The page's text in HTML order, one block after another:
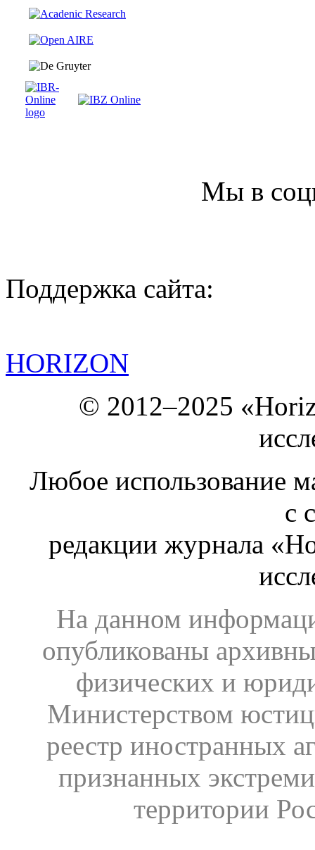
Мы в
Поддержка сайта:
HORIZON
© 2012–2025
Любое использование
с
редакции журнала
На данном
опубликованы
физических и
Министерством
реестр иностранных
признанных
территории